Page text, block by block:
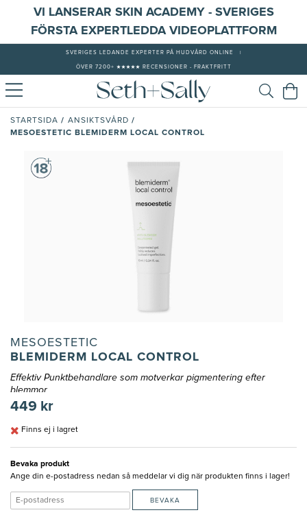
VI LANSERAR SKIN ACADEMY - SVERIGES
FÖRSTA EXPERTLEDDA VIDEOPLATTFORM
SVERIGES LEDANDE EXPERTER PÅ HUDVÅRD ONLINE
ÖVER 7200+ ★★★★★ RECENSIONER - FRAKTFRITT
STARTSIDA / ANSIKTSVÅRD /
MESOESTETIC BLEMIDERM LOCAL CONTROL
MESOESTETIC
BLEMIDERM LOCAL CONTROL
Effektiv Punktbehandlare som motverkar pigmentering efter
blemmor
449 kr
Finns ej i lagret
Bevaka produkt
Ange din e-postadress nedan så meddelar vi dig när produkten finns i lager!
BEVAKA